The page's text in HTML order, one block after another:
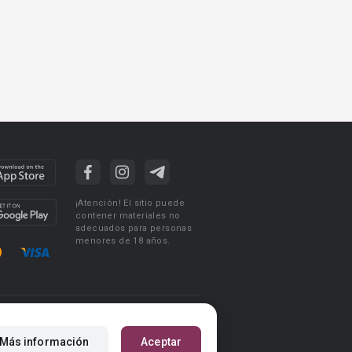
Más información Aceptar
¡Atención! El sitio puede
contener materiales no
adecuados para personas
menores de 18 años.
Reglas para la publicación de libros